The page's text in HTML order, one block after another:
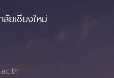
ยเชียงใหม่